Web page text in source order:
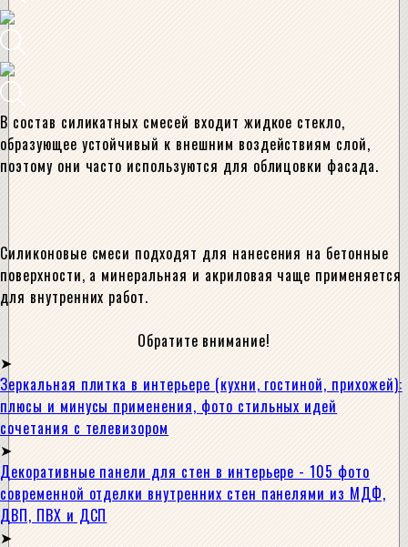
В состав силикатных смесей входит жидкое стекло,
образующее устойчивый к внешним воздействиям слой,
поэтому они часто используются для облицовки фасада.
Силиконовые смеси подходят для нанесения на бетонные
поверхности, а минеральная и акриловая чаще применяется
для внутренних работ.
Обратите внимание!
Зеркальная плитка в интерьере (кухни, гостиной, прихожей):
плюсы и минусы применения, фото стильных идей
сочетания с телевизором
Декоративные панели для стен в интерьере - 105 фото
современной отделки внутренних стен панелями из МДФ,
ДВП, ПВХ и ДСП